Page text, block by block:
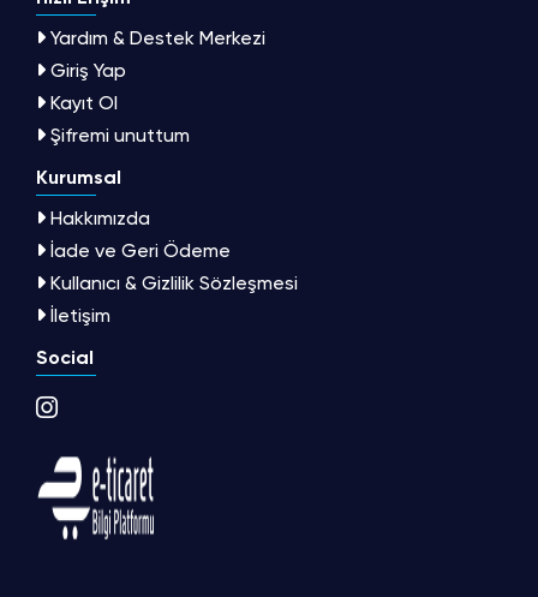
Yardım & Destek Merkezi
Giriş Yap
Kayıt Ol
Şifremi unuttum
Kurumsal
Hakkımızda
İade ve Geri Ödeme
Kullanıcı & Gizlilik Sözleşmesi
İletişim
Social